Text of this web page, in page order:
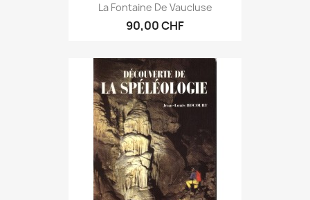
La Fontaine De Vaucluse
90,00 CHF